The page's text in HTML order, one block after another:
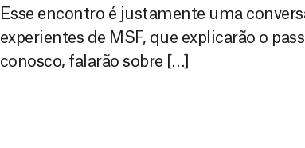
Esse encontro é justamente uma
experientes de MSF, que explicarão o
conosco, falarão sobre […]